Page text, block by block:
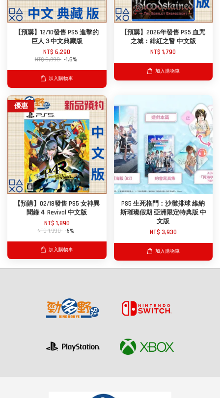
【預購】12/10發售 PS5 進擊的
巨人３中文典藏版
NT$ 6,290
NT$ 6,390 -1.6%
加入購物車
【預購】2026年發售 PS5 血咒
之城：緋紅之誓 中文版
NT$ 1,790
加入購物車
優惠
【預購】02/18發售 PS5 女神異
聞錄４ Revival 中文版
NT$ 1,890
NT$ 1,990 -5%
加入購物車
PS5 生死格鬥：沙灘排球 維納
斯璀璨假期 亞洲限定特典版 中
文版
NT$ 3,930
加入購物車